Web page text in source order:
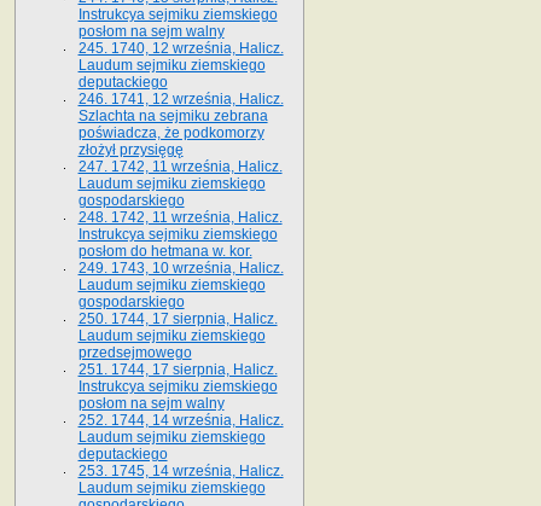
Instrukcya sejmiku ziemskiego
posłom na sejm walny
245. 1740, 12 września, Halicz.
Laudum sejmiku ziemskiego
deputackiego
246. 1741, 12 września, Halicz.
Szlachta na sejmiku zebrana
poświadcza, że podkomorzy
złożył przysięgę
247. 1742, 11 września, Halicz.
Laudum sejmiku ziemskiego
gospodarskiego
248. 1742, 11 września, Halicz.
Instrukcya sejmiku ziemskiego
posłom do hetmana w. kor.
249. 1743, 10 września, Halicz.
Laudum sejmiku ziemskiego
gospodarskiego
250. 1744, 17 sierpnia, Halicz.
Laudum sejmiku ziemskiego
przedsejmowego
251. 1744, 17 sierpnia, Halicz.
Instrukcya sejmiku ziemskiego
posłom na sejm walny
252. 1744, 14 września, Halicz.
Laudum sejmiku ziemskiego
deputackiego
253. 1745, 14 września, Halicz.
Laudum sejmiku ziemskiego